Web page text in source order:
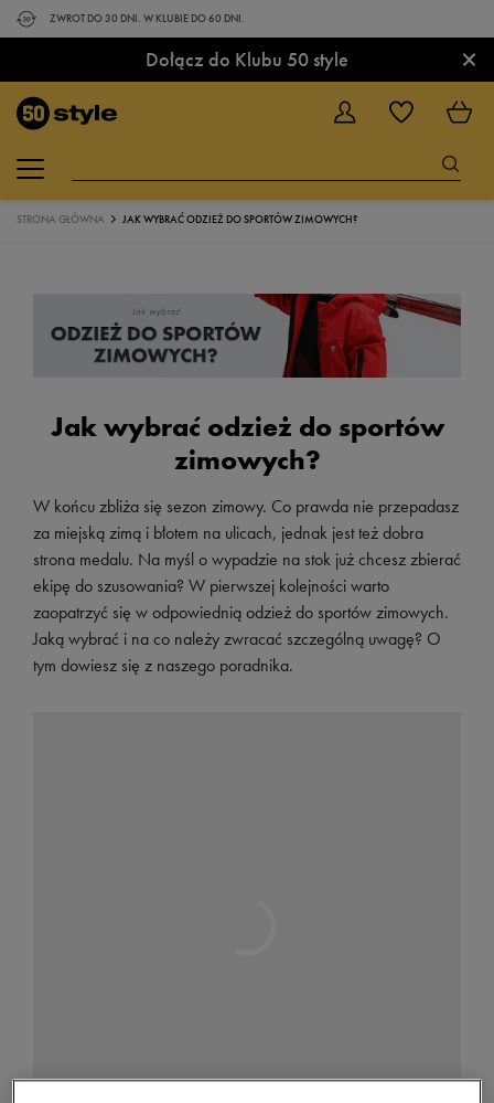
ZWROT DO 30 DNI. W KLUBIE DO 60 DNI.
Dołącz do Klubu 50 style ×
STRONA GŁÓWNA JAK WYBRAĆ ODZIEŻ DO SPORTÓW ZIMOWYCH?
Jak wybrać odzież do sportów
zimowych?
W końcu zbliża się sezon zimowy. Co prawda nie przepadasz
za miejską zimą i błotem na ulicach, jednak jest też dobra
strona medalu. Na myśl o wypadzie na stok już chcesz zbierać
ekipę do szusowania? W pierwszej kolejności warto
zaopatrzyć się w odpowiednią odzież do sportów zimowych.
Jaką wybrać i na co należy zwracać szczególną uwagę? O
tym dowiesz się z naszego poradnika.